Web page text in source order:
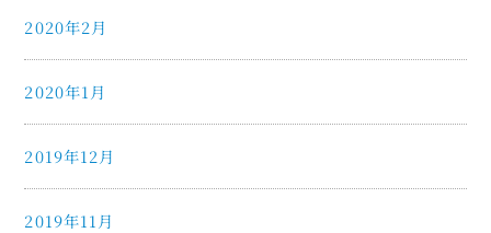
2020年2月
2020年1月
2019年12月
2019年11月